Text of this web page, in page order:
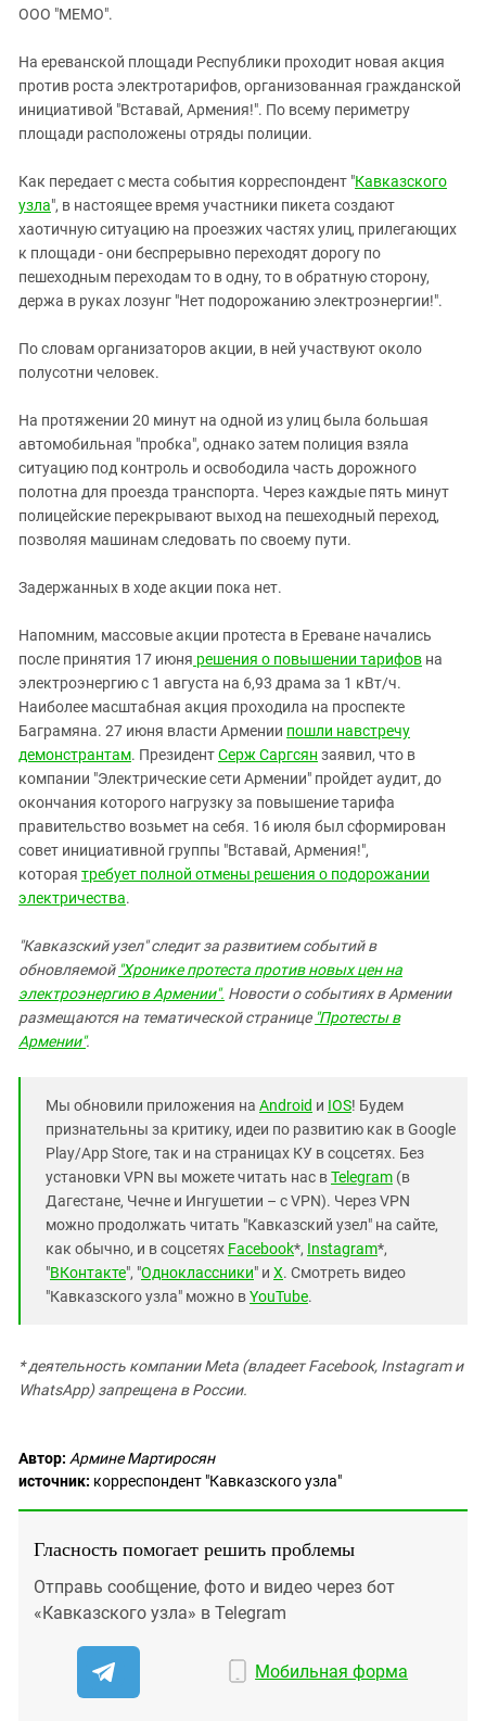
ИНАКОМЫСЛИЕ В ЧЕЧНЕ
ПРЕСЛЕДОВАНИЕ АКТИВИСТОВ
МОБИЛИЗАЦИЯ И ПРОТЕСТЫ
Дагестан
Кабардино-Балкария
Калмыкия
Краснодарский край
Российская Федерация
Ростовская область
СКФО
Чечня
Южный Кавказ
ЮФО
ООО "МЕМО".
На ереванской площади Республики проходит новая акция
против роста электротарифов, организованная гражданской
инициативой "Вставай, Армения!". По всему периметру
площади расположены отряды полиции.
Как передает с места события корреспондент "Кавказского
узла", в настоящее время участники пикета создают
хаотичную ситуацию на проезжих частях улиц, прилегающих
к площади - они беспрерывно переходят дорогу по
пешеходным переходам то в одну, то в обратную сторону,
держа в руках лозунг "Нет подорожанию электроэнергии!".
По словам организаторов акции, в ней участвуют около
полусотни человек.
На протяжении 20 минут на одной из улиц была большая
автомобильная "пробка", однако затем полиция взяла
ситуацию под контроль и освободила часть дорожного
полотна для проезда транспорта. Через каждые пять минут
полицейские перекрывают выход на пешеходный переход,
позволяя машинам следовать по своему пути.
Задержанных в ходе акции пока нет.
Напомним, массовые акции протеста в Ереване начались
после принятия 17 июня решения о повышении тарифов на
электроэнергию с 1 августа на 6,93 драма за 1 кВт/ч.
Наиболее масштабная акция проходила на проспекте
Баграмяна. 27 июня власти Армении пошли навстречу
демонстрантам. ПрезидентСерж Саргсян заявил, что в
компании "Электрические сети Армении" пройдет аудит, до
окончания которого нагрузку за повышение тарифа
правительство возьмет на себя. 16 июля был сформирован
совет инициативной группы "Вставай, Армения!",
которая требует полной отмены решения о подорожании
электричества.
"Кавказский узел" следит за развитием событий в
обновляемой "Хронике протеста против новых цен на
электроэнергию в Армении". Новости о событиях в Армении
размещаются на тематической странице "Протесты в
Армении".
Мы обновили приложения на Android и IOS! Будем
признательны за критику, идеи по развитию как в Google
Play/App Store, так и на страницах КУ в соцсетях. Без
установки VPN вы можете читать нас вTelegram (в
Дагестане, Чечне и Ингушетии – с VPN). Через VPN
можно продолжать читать "Кавказский узел" на сайте,
как обычно, и в соцсетях Facebook*, Instagram*,
"ВКонтакте", "Одноклассники" и X. Смотреть видео
"Кавказского узла" можно вYouTube.
* деятельность компании Meta (владеет Facebook, Instagram и
WhatsApp) запрещена в России.
Автор: Армине Мартиросян
источник: корреспондент "Кавказского узла"
Гласность помогает решить проблемы
Отправь сообщение, фото и видео через бот
«Кавказского узла» в Telegram
Мобильная форма